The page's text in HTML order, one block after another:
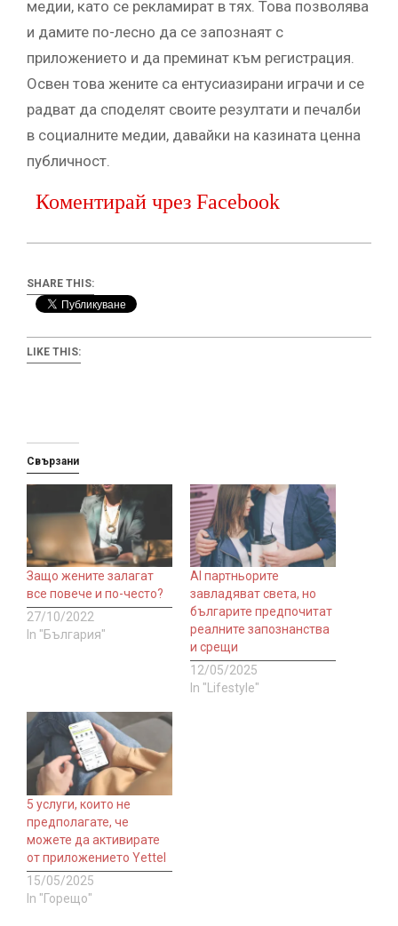
медии, като се рекламират в тях. Това позволява
и дамите по-лесно да се запознаят с
приложението и да преминат към регистрация.
Освен това жените са ентусиазирани играчи и се
радват да споделят своите резултати и печалби
в социалните медии, давайки на казината ценна
публичност.
Коментирай чрез Facebook
SHARE THIS:
LIKE THIS:
Свързани
Защо жените залагат
все повече и по-често?
27/10/2022
In "България"
AI партньорите
завладяват света, но
българите предпочитат
реалните запознанства
и срещи
12/05/2025
In "Lifestyle"
5 услуги, които не
предполагате, че
можете да активирате
от приложението Yettel
15/05/2025
In "Горещо"